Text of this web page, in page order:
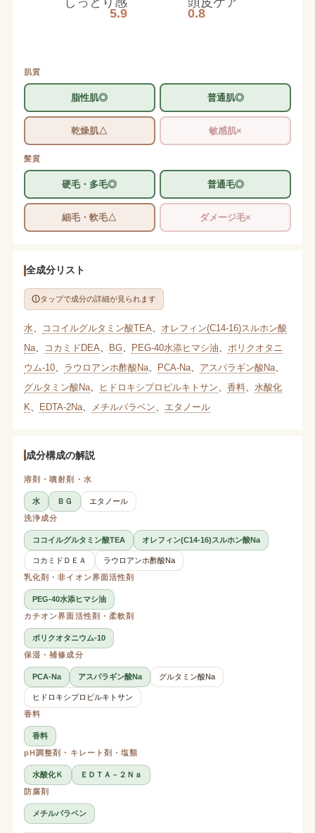
0.8
5.9
肌質
脂性肌◎ 普通肌◎
乾燥肌△ 敏感肌×
髪質
硬毛・多毛◎ 普通毛◎
細毛・軟毛△ ダメージ毛×
全成分リスト
タップで成分の詳細が見られます
水 ココイルグルタミン酸TEA
オレフィン(C14-16)スルホン酸
Na、 コカミドDEA BG、 PEG-40水添ヒマシ油
ポリクオタニ
ウム-10、 ラウロアンホ酢酸Na、 PCA-Na、 アスパラギン酸Na、
グルタミン酸Na、 ヒドロキシプロピルキトサン 香料、 水酸化
K
EDTA-2Na、 メチルパラベン エタノール
成分構成の解説
溶剤・噴射剤・水
水 ＢＧ
エタノール
洗浄成分
ココイルグルタミン酸TEA オレフィン(C14-16)スルホン酸Na
コカミドＤＥＡ
ラウロアンホ酢酸Na
乳化剤・非イオン界面活性剤
PEG-40水添ヒマシ油
カチオン界面活性剤・柔軟剤
ポリクオタニウム-10
保湿・補修成分
PCA-Na アスパラギン酸Na グルタミン酸Na
ヒドロキシプロピルキトサン
香料
香料
pH調整剤・キレート剤・塩類
水酸化Ｋ
ＥＤＴＡ－２Ｎａ
防腐剤
メチルパラベン